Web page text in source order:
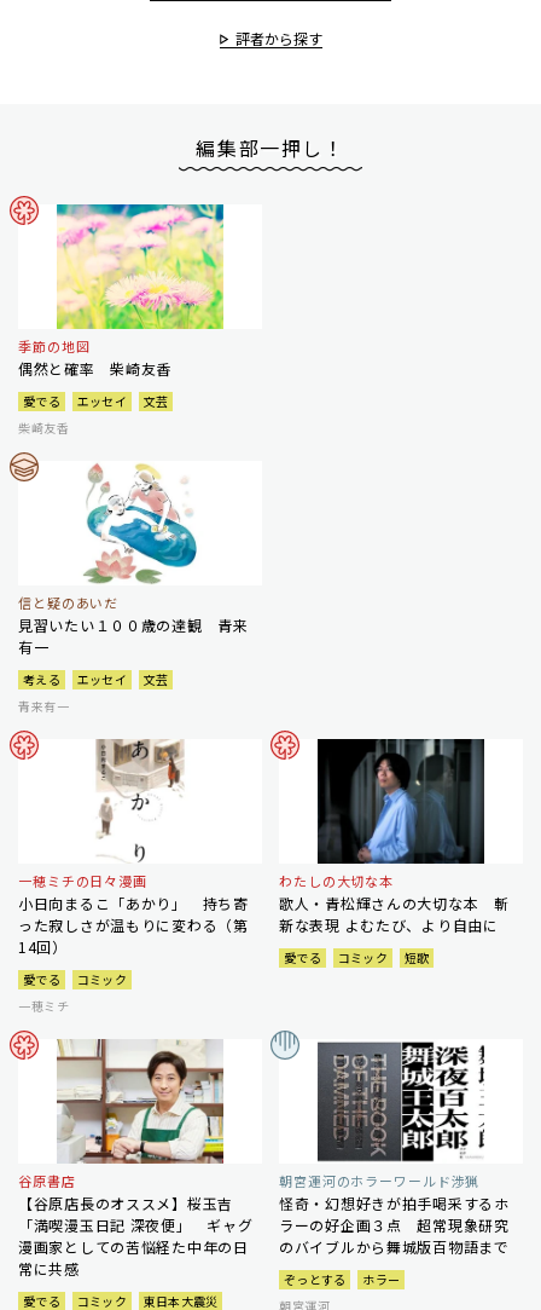
評者から探す
編集部一押し！
季節の地図
偶然と確率 柴崎友香
愛でる エッセイ
文芸
柴崎友香
信と疑のあいだ
見習いたい１００歳の達観 青来
有一
考える エッセイ
文芸
青来有一
一穂ミチの日々漫画
小日向まるこ「あかり」 持ち寄
った寂しさが温もりに変わる（第
14回）
愛でる
コミック
一穂ミチ
わたしの大切な本
歌人・青松輝さんの大切な本 斬
新な表現 よむたび、より自由に
愛でる コミック 短歌
谷原書店
【谷原店長のオススメ】桜玉吉
「満喫漫玉日記 深夜便」 ギャグ
漫画家としての苦悩経た中年の日
常に共感
愛でる コミック 東日本大震災
朝宮運河のホラーワールド渉猟
怪奇・幻想好きが拍手喝采するホ
ラーの好企画３点 超常現象研究
のバイブルから舞城版百物語まで
ぞっとする
ホラー
朝宮運河